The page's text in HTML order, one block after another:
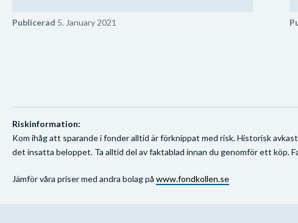
Publicerad 5. January 2021
Riskinformation:
Kom ihåg att sparande i fonder alltid är förknippat med risk. Historisk
det insatta beloppet. Ta alltid del av faktablad innan du genomför ett köp.
Jämför våra priser med andra bolag på www.fondkollen.se